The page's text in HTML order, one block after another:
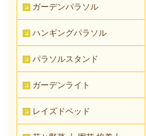
ガーデンパラソル
ハンギングパラソル
パラソルスタンド
ガーデンライト
レイズドベッド